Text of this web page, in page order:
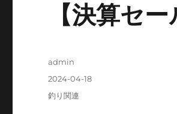
【決算セー
投
admin
投
稿
2024-04-18
カ
釣り関連